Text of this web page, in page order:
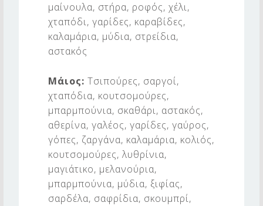
μαίνουλα, στήρα, ροφός, χέλι,
χταπόδι, γαρίδες, καραβίδες,
καλαμάρια, μύδια, στρείδια,
αστακός
Μάιος:Τσιπούρες, σαργοί,
χταπόδια, κουτσομούρες,
μπαρμπούνια, σκαθάρι, αστακός,
αθερίνα, γαλέος, γαρίδες, γαύρος,
γόπες, ζαργάνα, καλαμάρια, κολιός,
κουτσομούρες, λυθρίνια,
μαγιάτικο, μελανούρια,
μπαρμπούνια, μύδια, ξιφίας,
σαρδέλα, σαφρίδια, σκουμπρί,